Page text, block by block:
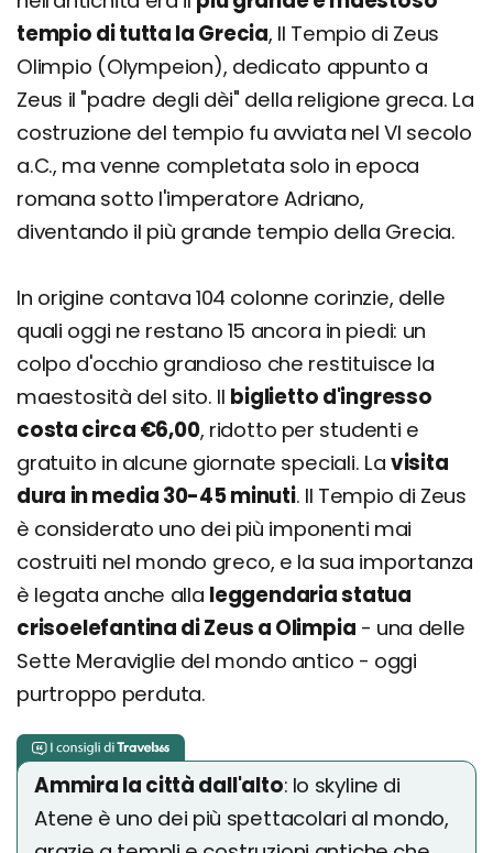
tempio di tutta la Grecia, Il Tempio di Zeus
Olimpio (Olympeion), dedicato appunto a
Zeus il "padre degli dèi" della religione greca. La
costruzione del tempio fu avviata nel VI secolo
a.C., ma venne completata solo in epoca
romana sotto l'imperatore Adriano,
diventando il più grande tempio della Grecia.
In origine contava 104 colonne corinzie, delle
quali oggi ne restano 15 ancora in piedi: un
colpo d'occhio grandioso che restituisce la
maestosità del sito. Il biglietto d'ingresso
costa circa €6,00, ridotto per studenti e
gratuito in alcune giornate speciali. La visita
dura in media 30-45 minuti. Il Tempio di Zeus
è considerato uno dei più imponenti mai
costruiti nel mondo greco, e la sua importanza
è legata anche alla leggendaria statua
crisoelefantina di Zeus a Olimpia - una delle
Sette Meraviglie del mondo antico - oggi
purtroppo perduta.
Ammira la città dall'alto: lo skyline di
Atene è uno dei più spettacolari al mondo,